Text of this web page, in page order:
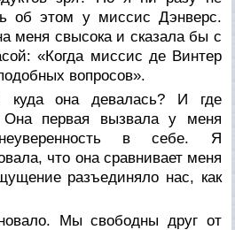
об этом у миссис Дэнверс.
меня свысока и сказала бы с
«Когда миссис де Винтер
вопросов».
куда она девалась? И где
Она первая вызвала у меня
в себе. Я
что она сравнивает меня
разъединяло нас, как
Мы свободны друг от